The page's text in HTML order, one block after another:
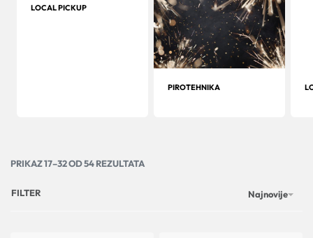
LOCAL PICKUP
PIROTEHNIKA
PRIKAZ 17–32 OD 54 REZULTATA
Najnovije
FILTER